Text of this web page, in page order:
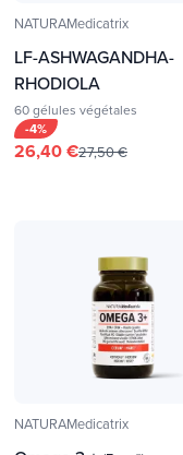
NATURAMedicatrix
LF-ASHWAGANDHA-
RHODIOLA
60 gélules végétales
-4%
26,40 €27,50 €
NATURAMedicatrix